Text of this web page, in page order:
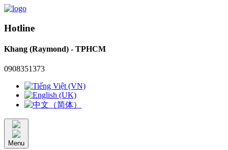
Hotline
Khang (Raymond) - TPHCM
0908351373
Menu